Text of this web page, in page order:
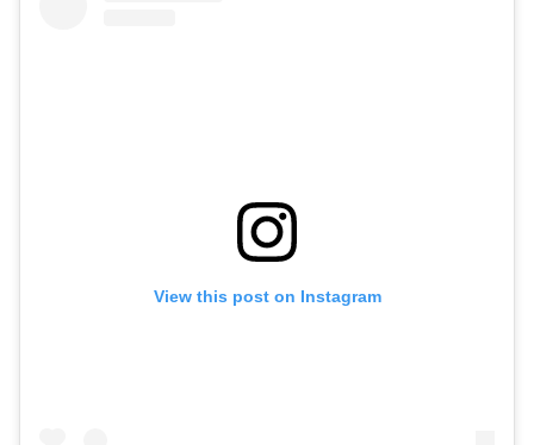
View this post on Instagram